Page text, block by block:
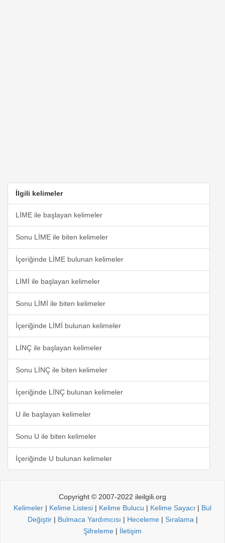
İlgili kelimeler
LİME ile başlayan kelimeler
Sonu LİME ile biten kelimeler
İçeriğinde LİME bulunan kelimeler
LİMİ ile başlayan kelimeler
Sonu LİMİ ile biten kelimeler
İçeriğinde LİMİ bulunan kelimeler
LİNÇ ile başlayan kelimeler
Sonu LİNÇ ile biten kelimeler
İçeriğinde LİNÇ bulunan kelimeler
U ile başlayan kelimeler
Sonu U ile biten kelimeler
İçeriğinde U bulunan kelimeler
Copyright © 2007-2022 ileilgili.org
Kelimeler | Kelime Listesi | Kelime Bulucu | Kelime Sayacı | Bul
Değiştir| Bulmaca Yardımcısı | Heceleme| Sıralama |
Şifreleme | İletişim